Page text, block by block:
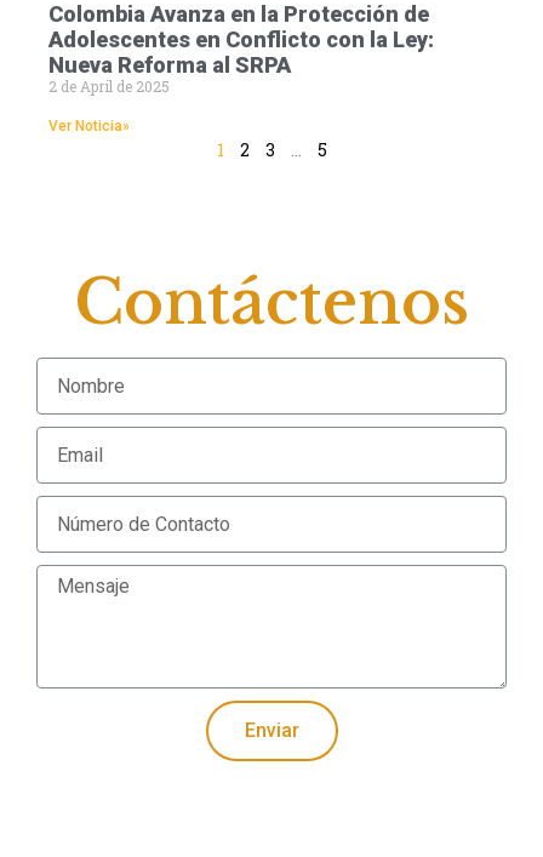
Colombia Avanza en la Protección de
Adolescentes en Conflicto con la Ley:
Nueva Reforma al SRPA
2 de April de 2025
Ver Noticia»
1 2 3 … 5
Contáctenos
Enviar